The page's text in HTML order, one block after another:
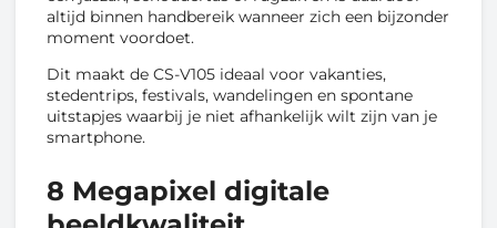
altijd binnen handbereik wanneer zich een bijzonder
moment voordoet.
Dit maakt de CS-V105 ideaal voor vakanties,
stedentrips, festivals, wandelingen en spontane
uitstapjes waarbij je niet afhankelijk wilt zijn van je
smartphone.
8 Megapixel digitale